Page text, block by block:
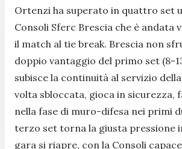
Ortenzi ha superato in quattro set
Consoli Sferc Brescia che è andata
il match al tie break. Brescia non
doppio vantaggio del primo set (8-
subisce la continuità al servizio della
volta sbloccata, gioca in sicurezza,
nella fase di muro-difesa nei primi
terzo set torna la giusta pressione
gara si riapre, con la Consoli